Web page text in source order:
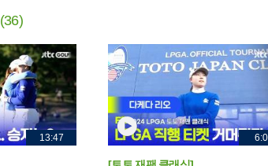
(36)
13:47